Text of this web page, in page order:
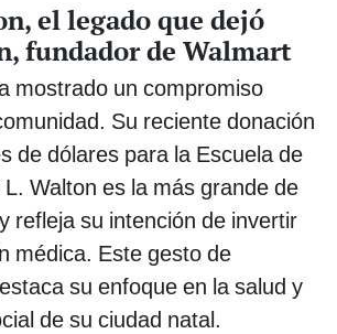
el legado que dejó
fundador de Walmart
mostrado un compromiso
Su reciente donación
de dólares para la Escuela de
Walton es la más grande de
refleja su intención de invertir
médica. Este gesto de
su enfoque en la salud y
de su ciudad natal.